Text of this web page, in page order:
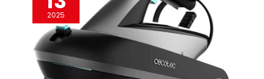
2025